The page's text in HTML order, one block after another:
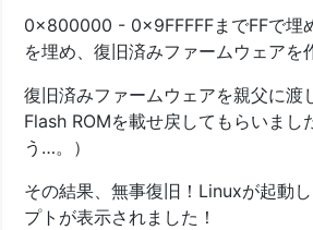
0x800000 - 0x9FFFFFまでFFで埋
を埋め、復旧済みファームウェアを
復旧済みファームウェアを親父に渡
Flash ROMを載せ戻してもらいまし
う…。）
その結果、無事復旧！Linuxが起動
プトが表示されました！